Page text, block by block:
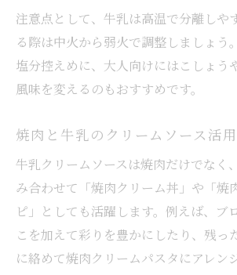
注意点として、牛乳は高温で分離しや
る際は中火から弱火で調整しましょう
塩分控えめに、大人向けにはこしょう
風味を変えるのもおすすめです。
焼肉と牛乳のクリームソース活
牛乳クリームソースは焼肉だけでなく
み合わせて「焼肉クリーム丼」や「焼
ピ」としても活躍します。例えば、ブ
こを加えて彩りを豊かにしたり、残っ
に絡めて焼肉クリームパスタにアレン